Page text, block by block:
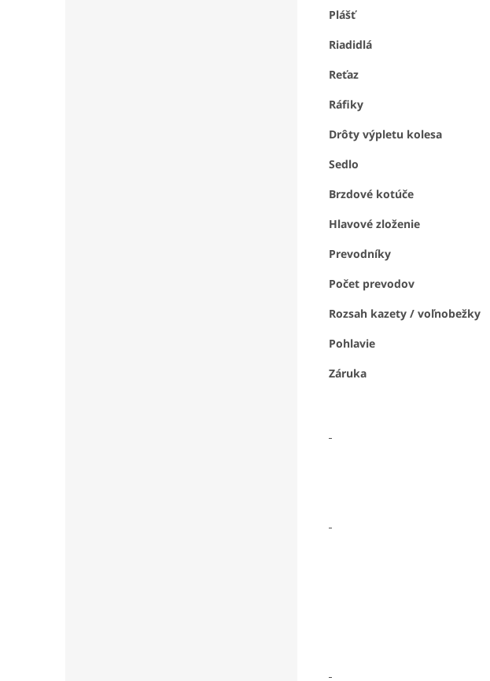
Plášť
Riadidlá
Reťaz
Ráfiky
Drôty výpletu kolesa
Sedlo
Brzdové kotúče
Hlavové zloženie
Prevodníky
Počet prevodov
Rozsah kazety / voľnobežky
Pohlavie
Záruka